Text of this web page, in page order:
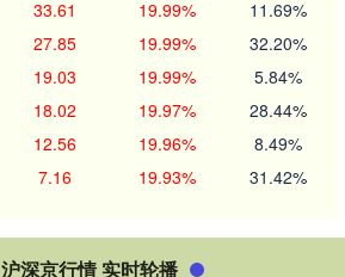
33.61 19.99% 11.69%
27.85 19.99% 32.20%
19.03 19.99% 5.84%
18.02 19.97% 28.44%
12.56 19.96% 8.49%
7.16 19.93% 31.42%
沪深京行情 实时轮播